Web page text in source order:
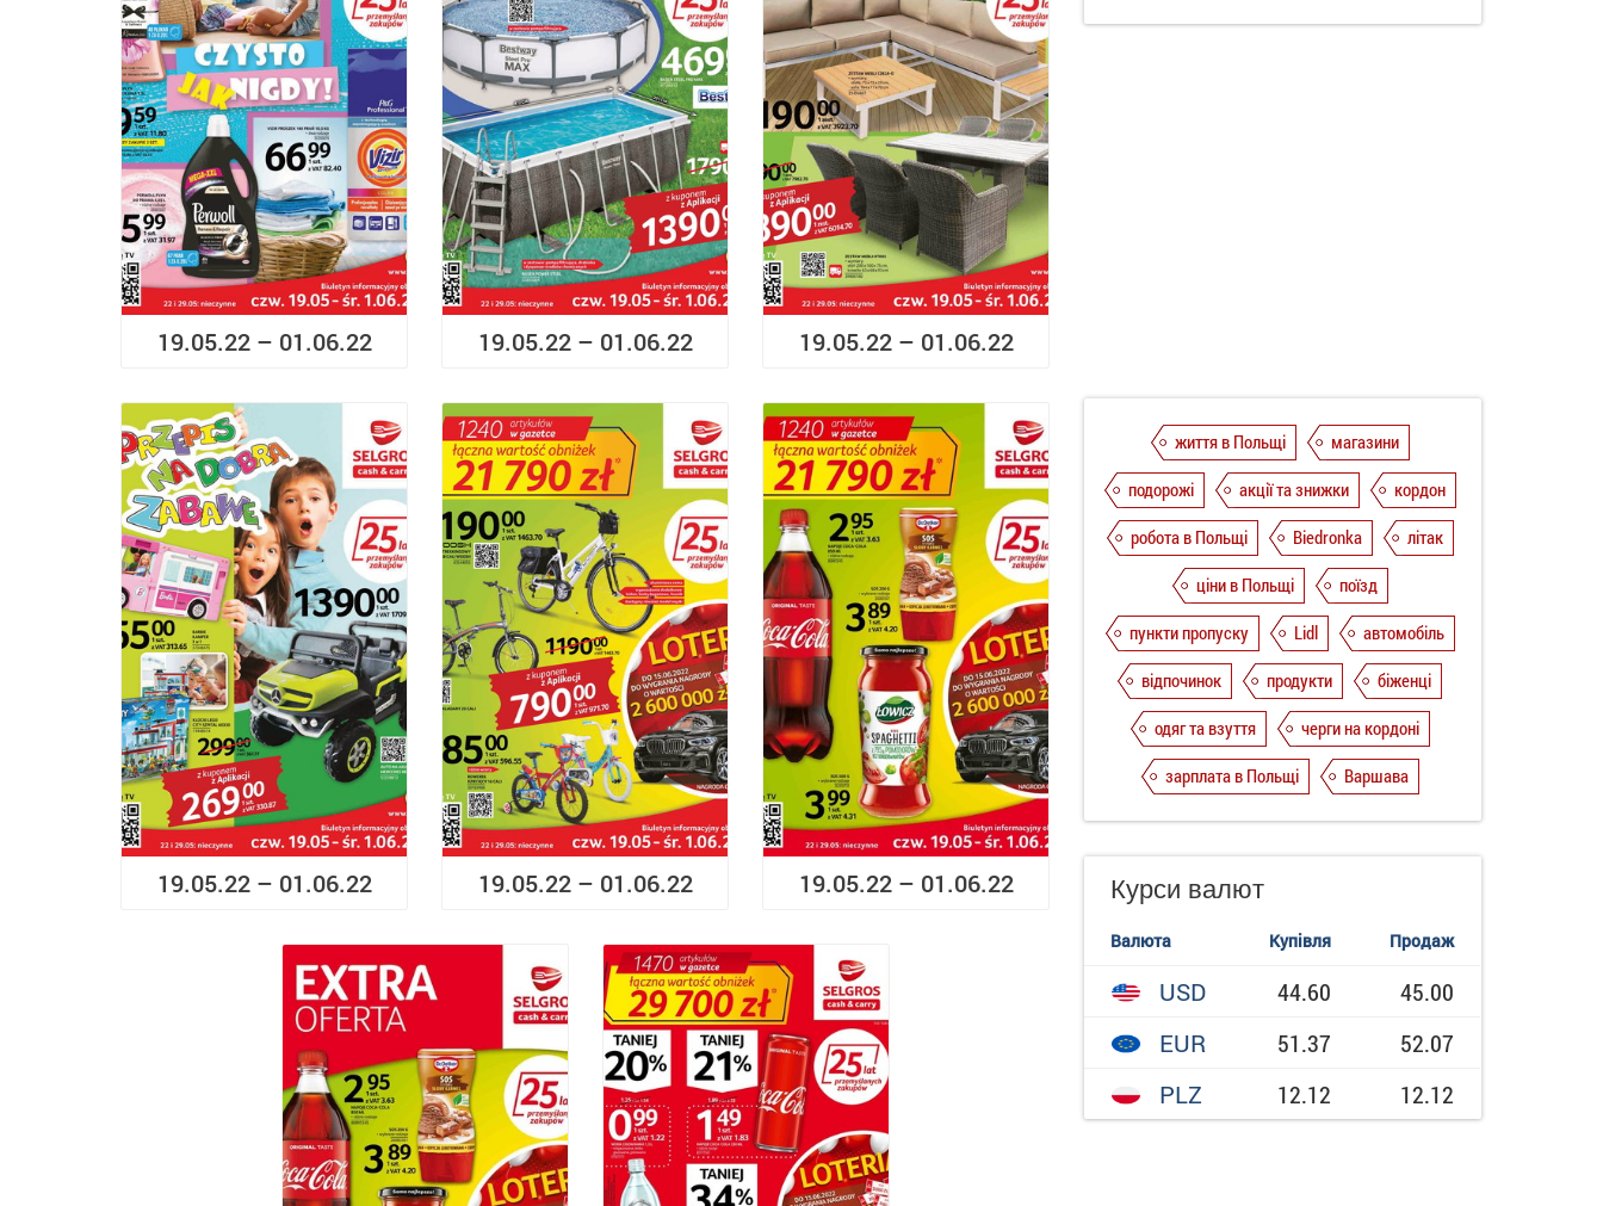
19.05.22 – 01.06.22 19.05.22 – 01.06.22 19.05.22 – 01.06.22
19.05.22 – 01.06.22 19.05.22 – 01.06.22 19.05.22 – 01.06.22
життя в Польщі
магазини
подорожі
акції та знижки
кордон
робота в Польщі
Biedronka
літак
ціни в Польщі
поїзд
пункти пропуску
Lidl
автомобіль
відпочинок
продукти
біженці
одяг та взуття
черги на кордоні
зарплата в Польщі
Варшава
Курси валют
Валюта Купівля Продаж
USD 44.60
45.00
EUR
51.37
52.07
PLZ
12.12 12.12